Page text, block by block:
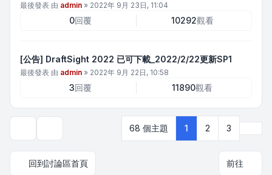
最後發表 由 admin » 2022年 9月 23日, 11:04
0回覆 10292觀看
[公告] DraftSight 2022 已可下載_2022/2/22更新SP1
最後發表 由 admin » 2022年 9月 22日, 10:58
3回覆 11890觀看
68 個主題 1 2 3
回到討論區首頁 前往